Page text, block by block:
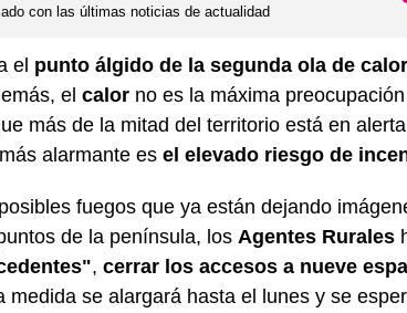
con las últimas noticias de actualidad
el punto álgido de la segunda ola de calor
el calor no es la máxima
más de la mitad del territorio está en
alarmante es el elevado riesgo de
fuegos que ya están dejando
de la península, los Agentes Rurales
, cerrar los accesos a nueve
medida se alargará hasta el lunes y se